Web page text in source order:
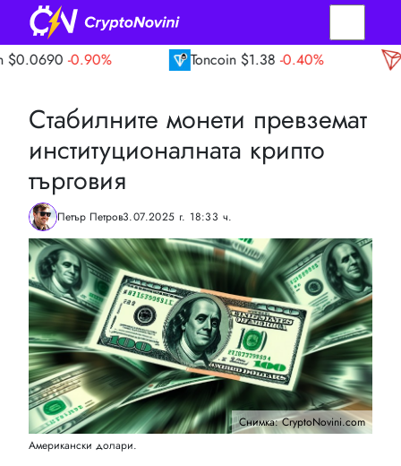
Toncoin $1.38 -0.40% TRON $0.33
Стабилните монети превземат
институционалната крипто
търговия
Петър Петров3.07.2025 г. 18:33 ч.
Снимка: CryptoNovini.com
Американски долари.